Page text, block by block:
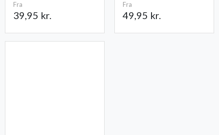
Fra
39,95 kr.
Fra
49,95 kr.